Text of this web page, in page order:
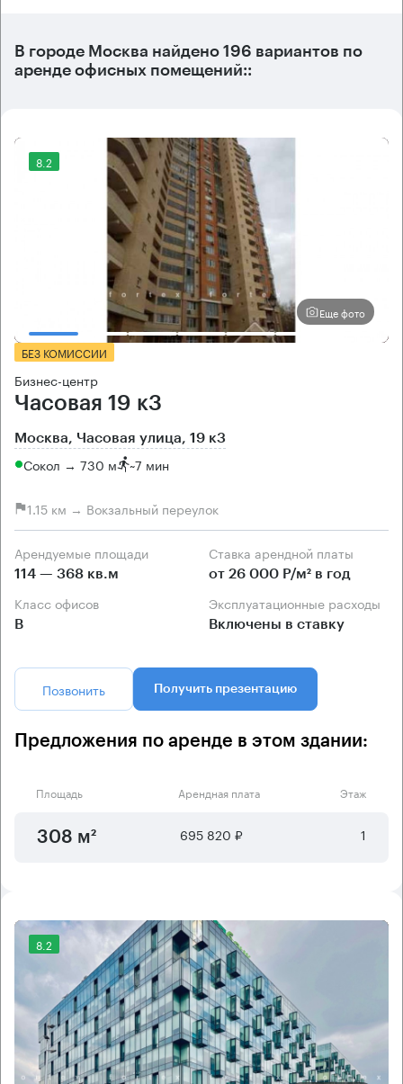
В городе Москва найдено 196 вариантов по
аренде офисных помещений::
8.2
Еще фото
БЕЗ КОМИССИИ
Бизнес-центр
Часовая 19 к3
Москва, Часовая улица, 19 к3
Сокол → 730 м ~7 мин
1.15 км → Вокзальный переулок
Арендуемые площади
114 — 368 кв.м
Ставка арендной платы
от 26 000 Р/м² в год
Класс офисов
B
Эксплуатационные расходы
Включены в ставку
Позвонить Получить презентацию
Предложения по аренде в этом здании:
Площадь Арендная плата Этаж
308 м² 695 820 ₽ 1
8.2